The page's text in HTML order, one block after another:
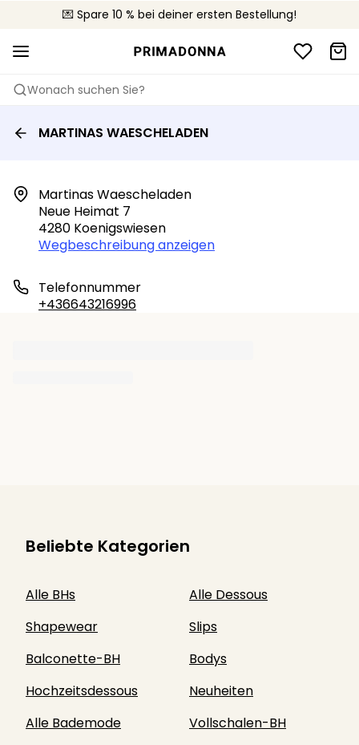
💌 Spare 10 % bei deiner ersten Bestellung!
🚚 Kostenloser Versand bei Bestellungen über 90 €
📦 Kostenlose Rücksendungen
Wonach suchen Sie?
MARTINAS WAESCHELADEN
Martinas Waescheladen
Neue Heimat 7
4280 Koenigswiesen
Wegbeschreibung anzeigen
Telefonnummer
+436643216996
Beliebte Kategorien
Alle BHs
Alle Dessous
Shapewear
Slips
Balconette-BH
Bodys
Hochzeitsdessous
Neuheiten
Alle Bademode
Vollschalen-BH